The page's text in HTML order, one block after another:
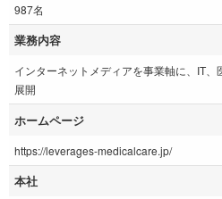
987名
業務内容
インターネットメディアを事業軸に、IT
展開
ホームページ
https://leverages-medicalcare.jp/
本社